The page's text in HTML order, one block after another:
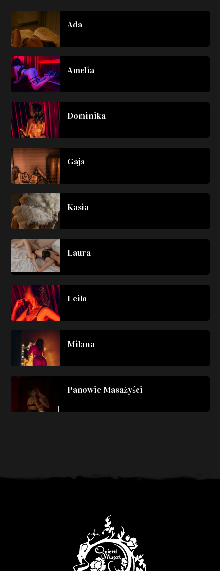
Ada
Amelia
Dominika
Gaja
Kasia
Laura
Leila
Milana
Panowie Masażyści